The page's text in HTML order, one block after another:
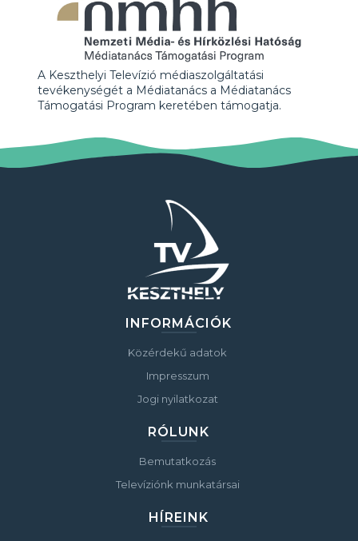
A Keszthelyi Televízió médiaszolgáltatási
tevékenységét a Médiatanács a Médiatanács
Támogatási Program keretében támogatja.
INFORMÁCIÓK
Közérdekű adatok
Impresszum
Jogi nyilatkozat
RÓLUNK
Bemutatkozás
Televíziónk munkatársai
HÍREINK